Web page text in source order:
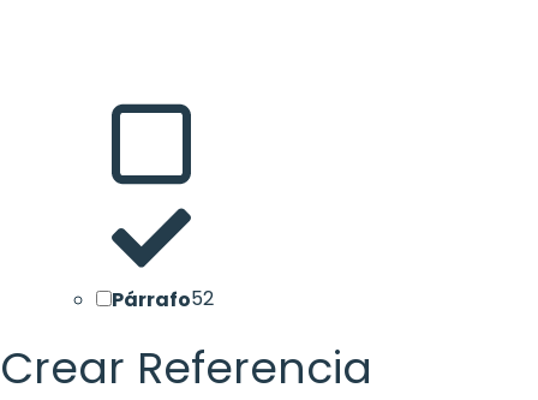
Párrafo52
Crear Referencia